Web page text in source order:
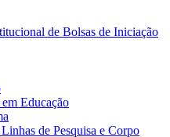
de Bolsas de Iniciação
Educação
de Pesquisa e Corpo